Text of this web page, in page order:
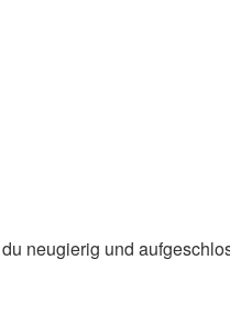
neugierig und